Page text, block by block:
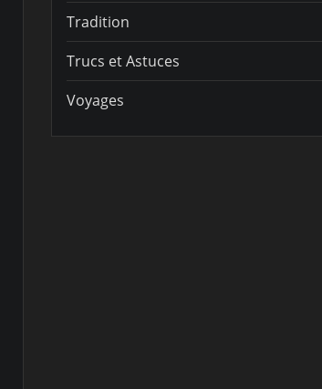
Tradition
Trucs et Astuces
Voyages